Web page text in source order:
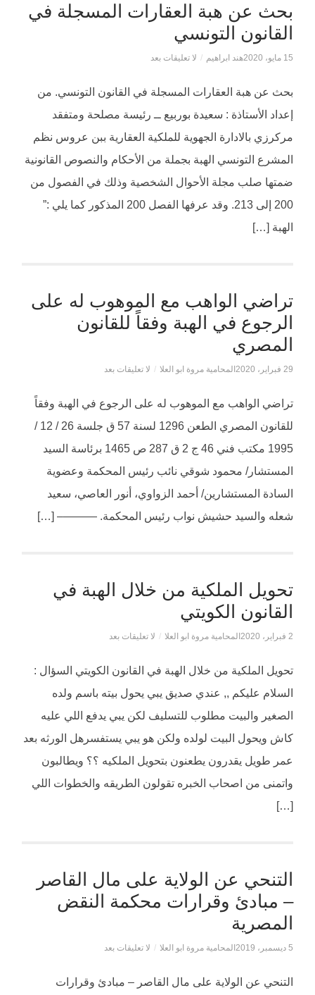
بحث عن هبة العقارات المسجلة في
القانون التونسي
15 مايو، 2020 هند ابراهيم / لا تعليقات بعد
بحث عن هبة العقارات المسجلة في القانون التونسي. من
إعداد الأستاذة : سعيدة بوربيع ــ رئيسة مصلحة ومتفقد
مركرزي بالادارة الجهوية للملكية العقارية ببن عروس نظم
المشرع التونسي الهبة بجملة من الأحكام والنصوص القانونية
ضمتها صلب مجلة الأحوال الشخصية وذلك في الفصول من
200 إلى 213. وقد عرفها الفصل 200 المذكور كما يلي :”
الهبة […]
تراضي الواهب مع الموهوب له على
الرجوع في الهبة وفقاً للقانون
المصري
29 فبراير، 2020 المحامية مروة ابو العلا / لا تعليقات بعد
تراضي الواهب مع الموهوب له على الرجوع في الهبة وفقاً
للقانون المصري الطعن 1296 لسنة 57 ق جلسة 26 / 12 /
1995 مكتب فني 46 ج 2 ق 287 ص 1465 برئاسة السيد
المستشار/ محمود شوقي نائب رئيس المحكمة وعضوية
السادة المستشارين/ أحمد الزواوي، أنور العاصي، سعيد
شعله والسيد حشيش نواب رئيس المحكمة. ———– […]
تحويل الملكية من خلال الهبة في
القانون الكويتي
2 فبراير، 2020 المحامية مروة ابو العلا / لا تعليقات بعد
تحويل الملكية من خلال الهبة في القانون الكويتي السؤال :
السلام عليكم ,, عندي صديق يبي يحول بيته باسم ولده
الصغير والبيت مطلوب للتسليف لكن يبي يدفع اللي عليه
كاش ويحول البيت لولده ولكن هو يبي يستفسرهل الورثه بعد
عمر طويل يقدرون يطعنون بتحويل الملكيه ؟؟ ويطالبون
واتمنى من اصحاب الخبره تقولون الطريقه والخطوات اللي
[…]
التنحي عن الولاية على مال القاصر
– مبادئ وقرارات محكمة النقض
المصرية
5 ديسمبر، 2019 المحامية مروة ابو العلا / لا تعليقات بعد
التنحي عن الولاية على مال القاصر – مبادئ وقرارات